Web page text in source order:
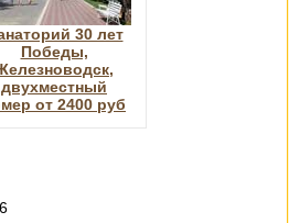
30 лет
Победы,
двухместный
от 2400 руб